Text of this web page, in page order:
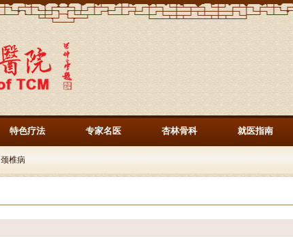
特色疗法 专家名医 杏林骨科 就医指南
颈椎病